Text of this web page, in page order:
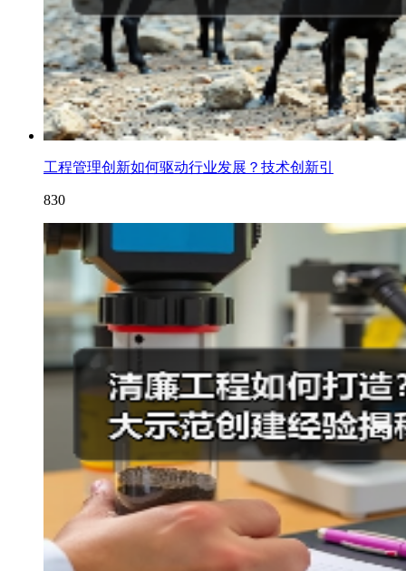
工程管理创新如何驱动行业发展？技术创新引
830